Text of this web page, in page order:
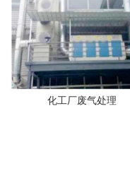
化工厂废气处理